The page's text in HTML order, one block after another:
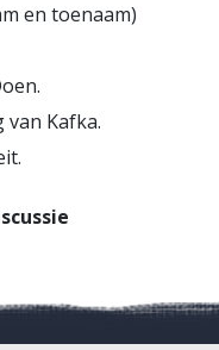
en toenaam)
van Kafka.